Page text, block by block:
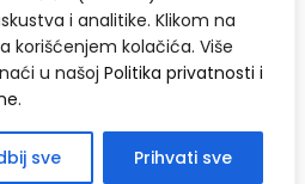
i analitike. Klikom na
korišćenjem kolačića. Više
u našoj Politika privatnosti i
.
sve Prihvati sve
2026. Sva prava zadržana.